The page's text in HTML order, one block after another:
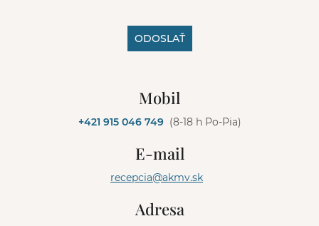
ODOSLAŤ
Mobil
+421 915 046 749 (8-18 h Po-Pia)
E-mail
recepcia@akmv.sk
Adresa